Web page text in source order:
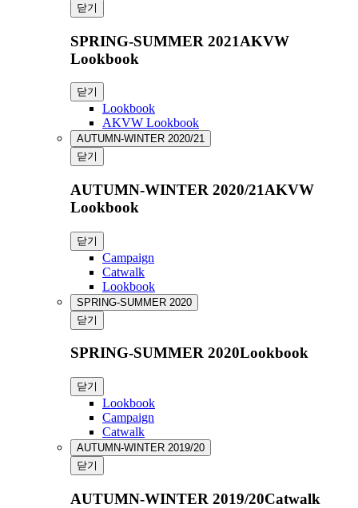
닫기
SPRING-SUMMER 2021AKVW
Lookbook
닫기
Lookbook
AKVW Lookbook
AUTUMN-WINTER 2020/21
닫기
AUTUMN-WINTER 2020/21AKVW
Lookbook
닫기
Campaign
Catwalk
Lookbook
SPRING-SUMMER 2020
닫기
SPRING-SUMMER 2020Lookbook
닫기
Lookbook
Campaign
Catwalk
AUTUMN-WINTER 2019/20
닫기
AUTUMN-WINTER 2019/20Catwalk